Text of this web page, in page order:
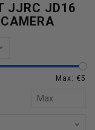
JJRC JD16
Max: €5